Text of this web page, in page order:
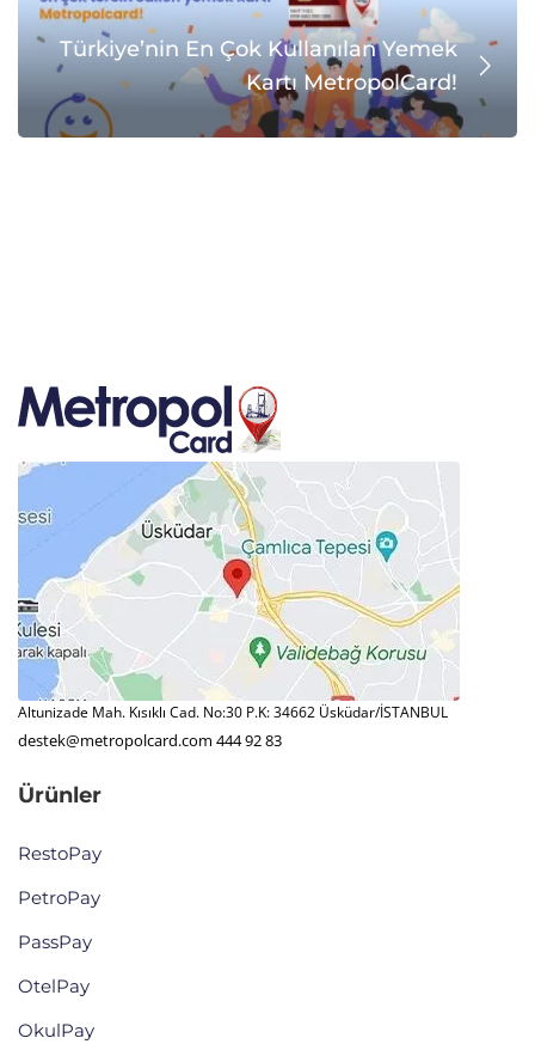
Türkiye’nin En Çok Kullanılan Yemek
Kartı MetropolCard!
Altunizade Mah. Kısıklı Cad. No:30 P.K: 34662 Üsküdar/İSTANBUL
destek@metropolcard.com 444 92 83
Ürünler
RestoPay
PetroPay
PassPay
OtelPay
OkulPay